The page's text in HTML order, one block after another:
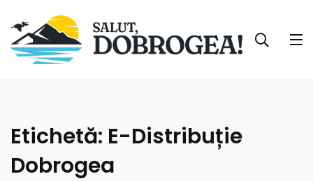
Etichetă: E-Distribuție
Dobrogea